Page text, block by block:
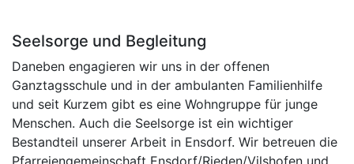
Seelsorge und Begleitung
Daneben engagieren wir uns in der offenen
Ganztagsschule und in der ambulanten Familienhilfe
und seit Kurzem gibt es eine Wohngruppe für junge
Menschen. Auch die Seelsorge ist ein wichtiger
Bestandteil unserer Arbeit in Ensdorf. Wir betreuen die